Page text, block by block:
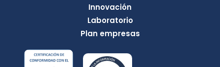
Innovación
Laboratorio
Plan empresas